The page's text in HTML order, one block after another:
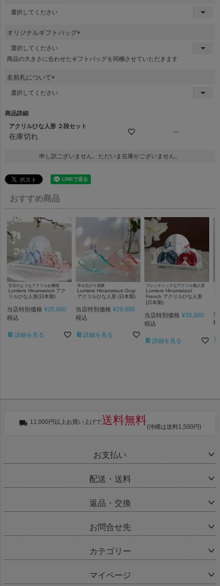
オリジナルギフトバッグ
須
商品の大きさに合わせたギフトバッグを同梱させていただきます
名前札について
商品詳細
アクリルひな人形 ２段セット
在庫切れ
—
申し訳ございません。ただいま在庫がございません。
おすすめ商品
宝石のようなアクリルお雛様
Lumiere Hinamatsuri アク
リルひな人形(日本製)
当店特別価格 ¥35,000
税込
詳細を見る
幸せ広がり扇雛
Lumiere Hinamatsuri Ougi
アクリルひな人形 (日本製)
当店特別価格 ¥29,800
税込
詳細を見る
フレンチシックなアクリル雛人形
Lumiere Hinamatsuri
French アクリルひな人形
(日本製)
当店特別価格 ¥35,000
税込
詳細を見る
宝
札
税
11,000円以上お買い上げで送料無料
(沖縄は送料1,500円)
お支払い
配送・送料
返品・交換
お問合せ先
カテゴリー
マイページ